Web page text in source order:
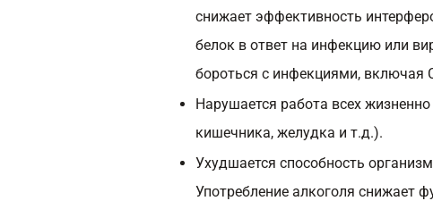
снижает эффективность
белок в ответ на инфекцию или
бороться с инфекциями, включая
Нарушается работа всех
кишечника, желудка и т.д.).
Ухудшается способность
Употребление алкоголя снижает